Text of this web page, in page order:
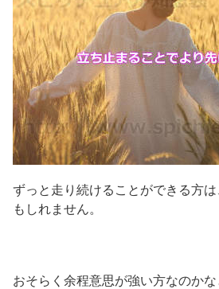
ずっと走り続けることができる方
もしれません。
おそらく余程意思が強い方なのかな